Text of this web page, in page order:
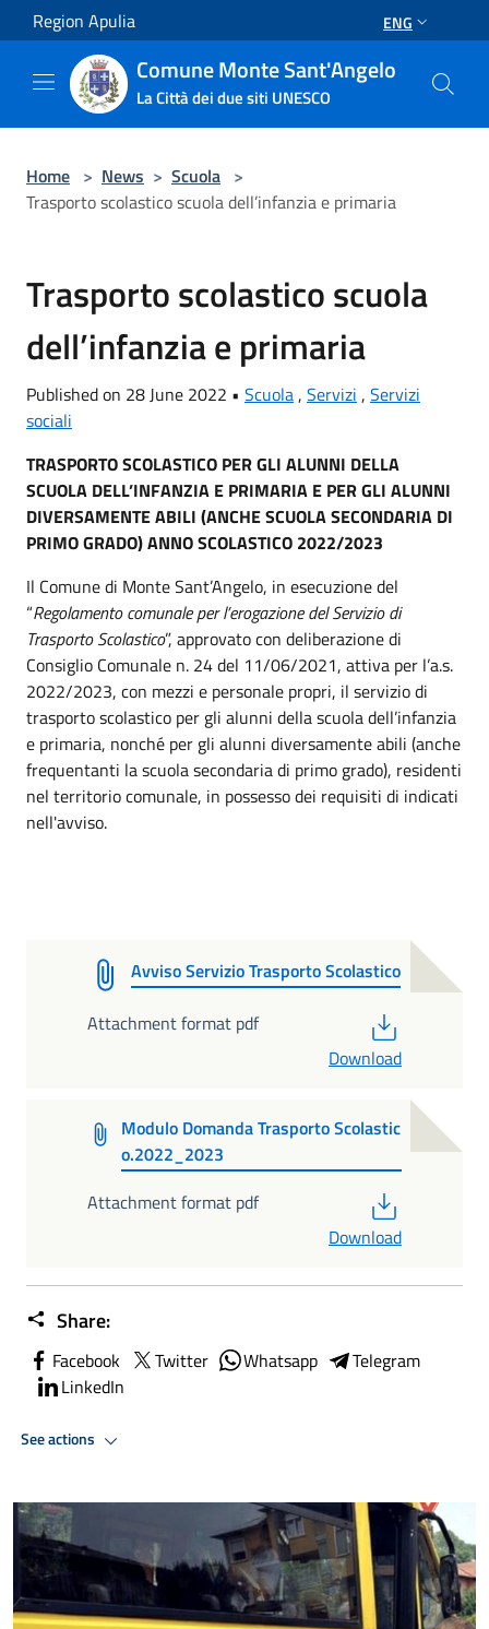
Salta al contenuto principale
Region Apulia ENG
Comune Monte Sant'Angelo
La Città dei due siti UNESCO
Home > News > Scuola >
Trasporto scolastico scuola dell’infanzia e primaria
Trasporto scolastico scuola
dell’infanzia e primaria
Published on 28 June 2022 • Scuola, Servizi , Servizi
sociali
TRASPORTO SCOLASTICO PER GLI ALUNNI DELLA
SCUOLA DELL’INFANZIA E PRIMARIA E PER GLI ALUNNI
DIVERSAMENTE ABILI (ANCHE SCUOLA SECONDARIA DI
PRIMO GRADO)ANNO SCOLASTICO 2022/2023
Il Comune di Monte Sant’Angelo, in esecuzione del
“Regolamento comunale per l’erogazione del Servizio di
Trasporto Scolastico”, approvato con deliberazione di
Consiglio Comunale n. 24 del 11/06/2021, attiva per l’a.s.
2022/2023, con mezzi e personale propri, il servizio di
trasporto scolastico per gli alunni della scuola dell’infanzia
e primaria, nonché per gli alunni diversamente abili (anche
frequentanti la scuola secondaria di primo grado), residenti
nel territorio comunale, in possesso dei requisiti di indicati
nell'avviso.
Avviso Servizio Trasporto Scolastico
Attachment format pdf
Download
Modulo Domanda Trasporto Scolastic
o.2022_2023
Attachment format pdf
Download
Share:
Facebook Twitter Whatsapp
Telegram
LinkedIn
See actions